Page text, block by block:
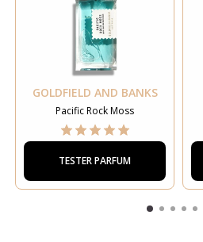
GOLDFIELD AND BANKS
Pacific Rock Moss
TESTER PARFUM